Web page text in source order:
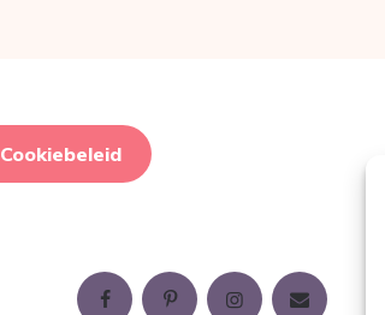
Cookiebeleid